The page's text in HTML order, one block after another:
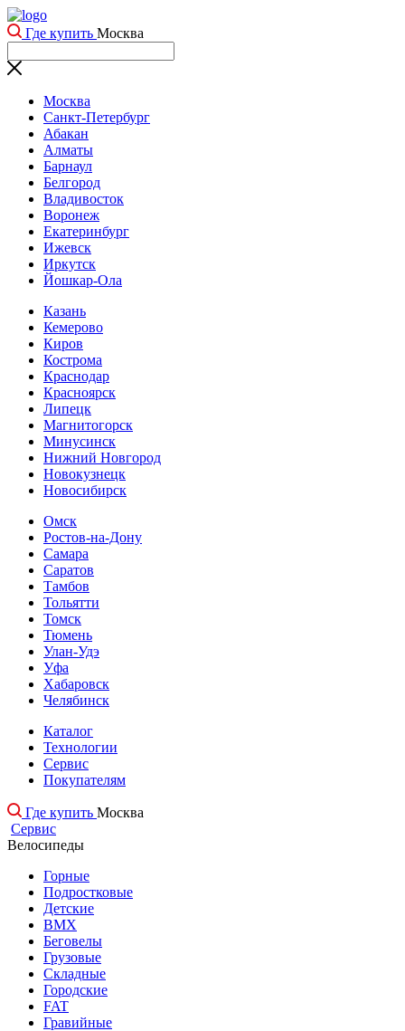
Где купить Москва
Москва
Санкт-Петербург
Абакан
Алматы
Барнаул
Белгород
Владивосток
Воронеж
Екатеринбург
Ижевск
Иркутск
Йошкар-Ола
Казань
Кемерово
Киров
Кострома
Краснодар
Красноярск
Липецк
Магнитогорск
Минусинск
Нижний Новгород
Новокузнецк
Новосибирск
Омск
Ростов-на-Дону
Самара
Саратов
Тамбов
Тольятти
Томск
Тюмень
Улан-Удэ
Уфа
Хабаровск
Челябинск
Каталог
Технологии
Сервис
Покупателям
Где купить Москва
Сервис
Велосипеды
Горные
Подростковые
Детские
BMX
Беговелы
Грузовые
Складные
Городские
FAT
Гравийные